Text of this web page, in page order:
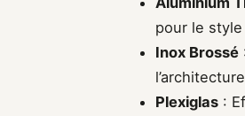
pour le
Inox Brossé
Plexiglas :